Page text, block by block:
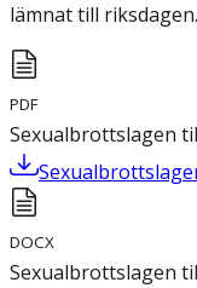
lämnat till riksdagen.
PDF
Sexualbrottslagen
DOCX
Sexualbrottslagen